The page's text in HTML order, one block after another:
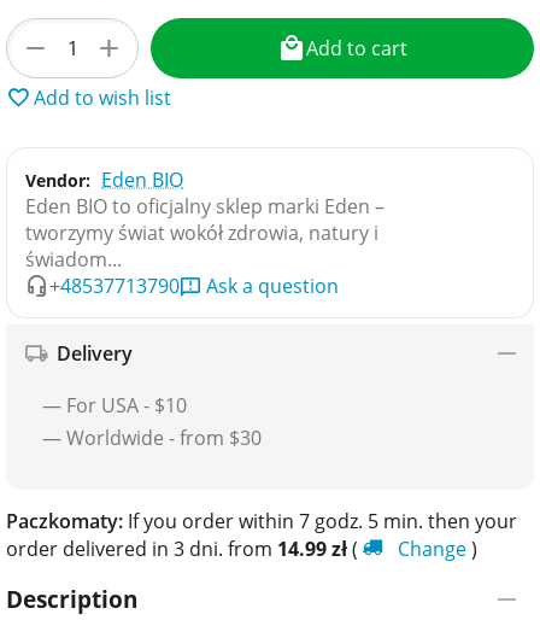
+
−
Add to cart
Add to wish list
Vendor: Eden BIO
Eden BIO to oficjalny sklep marki Eden –
tworzymy świat wokół zdrowia, natury i
świadom...
+48537713790
Ask a question
Delivery
— For USA - $10
— Worldwide - from $30
Paczkomaty: If you order within 7 godz. 5 min. then your
order delivered in 3 dni. from 14.99zł( Change)
Description